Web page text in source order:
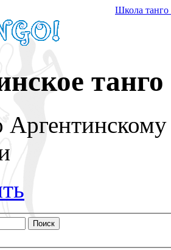
Школа танго
танго